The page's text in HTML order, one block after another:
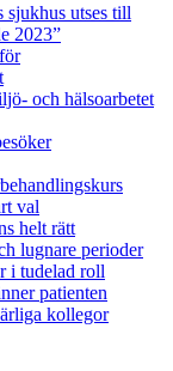
sjukhus utses till
2023”
och hälsoarbetet
val
helt rätt
lugnare perioder
i tudelad roll
patienten
kollegor